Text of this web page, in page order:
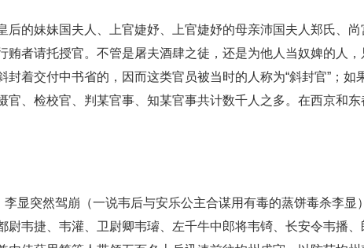
后的妹妹国夫人、上官婕妤、上官婕妤的母亲沛国夫人郑氏、
贿者请托授官。不管是屠夫酒肆之徒，还是为他人当奴婢的人
封着交付中书省的，因而这类官员被当时的人称为“斜封官”；
官、检校官、判某官事、知某官事共计数千人之多。在西京和
显突然驾崩（一说韦后与安乐公主合谋用有毒的蒸饼毒杀李
尉韦捷、韦灌、卫尉卿韦璿、左千牛中郎将韦锜、长安令韦播